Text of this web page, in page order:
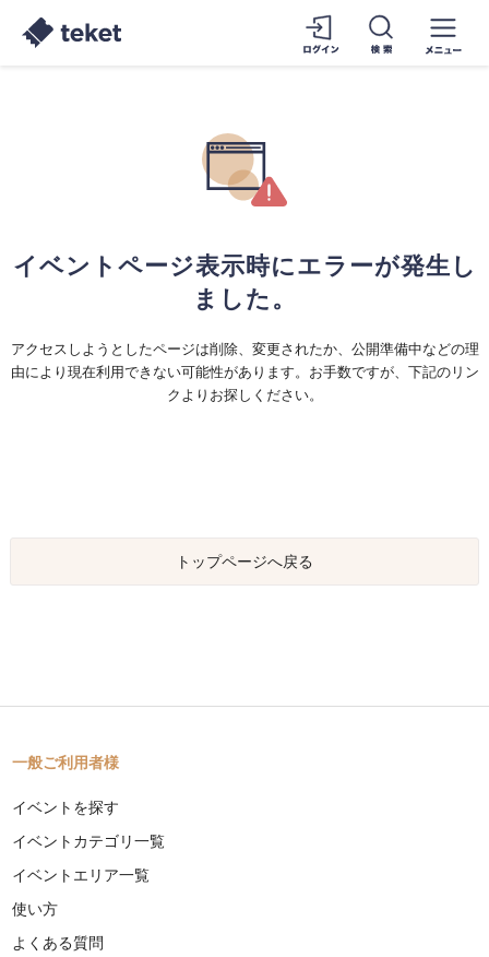
イベントページ表示時にエラーが発生し
ました。
アクセスしようとしたページは削除、変更されたか、公開準備中などの理
由により現在利用できない可能性があります。お手数ですが、下記のリン
クよりお探しください。
トップページへ戻る
一般ご利用者様
イベントを探す
イベントカテゴリ一覧
イベントエリア一覧
使い方
よくある質問